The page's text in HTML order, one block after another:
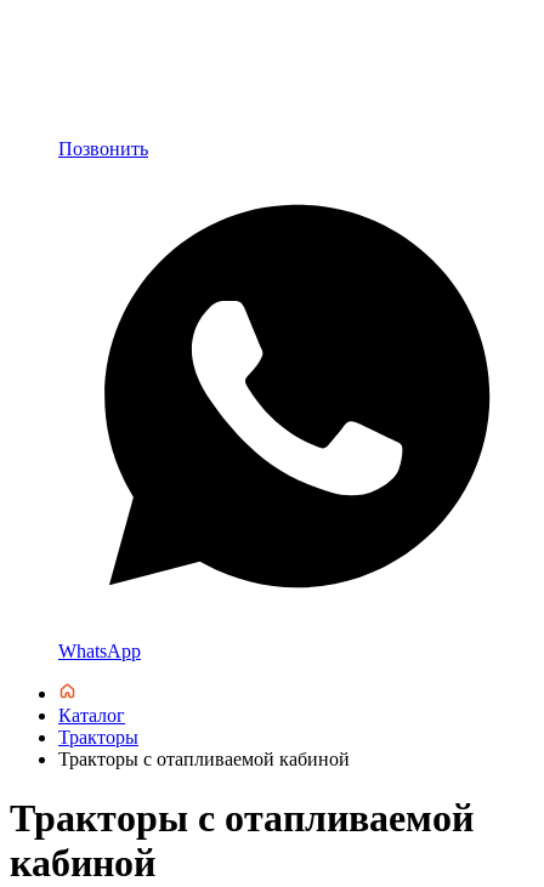
Позвонить
WhatsApp
Каталог
Тракторы
Тракторы с отапливаемой кабиной
Тракторы с отапливаемой
кабиной